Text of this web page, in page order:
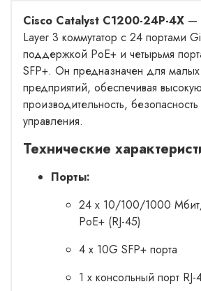
Cisco Catalyst C1200-24P-4X —
Layer 3 коммутатор с 24 портами
поддержкой PoE+ и четырьмя
SFP+. Он предназначен для
предприятий, обеспечивая высокую
производительность, безопасность
управления.
Технические
Порты:
24 x 10/100/1000
PoE+ (RJ-45)
4 x 10G SFP+ порта
1 x консольный порт RJ-